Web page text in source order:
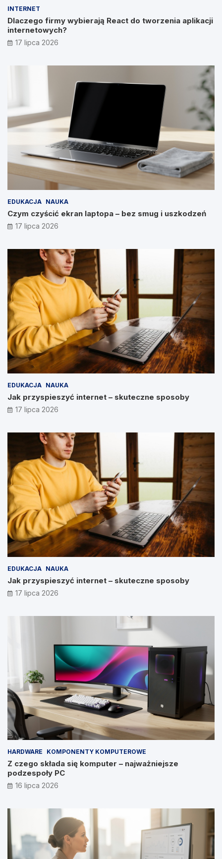
INTERNET
Dlaczego firmy wybierają React do tworzenia aplikacji
internetowych?
17 lipca 2026
EDUKACJA NAUKA
Czym czyścić ekran laptopa – bez smug i uszkodzeń
17 lipca 2026
EDUKACJA NAUKA
Jak przyspieszyć internet – skuteczne sposoby
17 lipca 2026
EDUKACJA NAUKA
Jak przyspieszyć internet – skuteczne sposoby
17 lipca 2026
HARDWARE KOMPONENTY KOMPUTEROWE
Z czego składa się komputer – najważniejsze
podzespoły PC
16 lipca 2026